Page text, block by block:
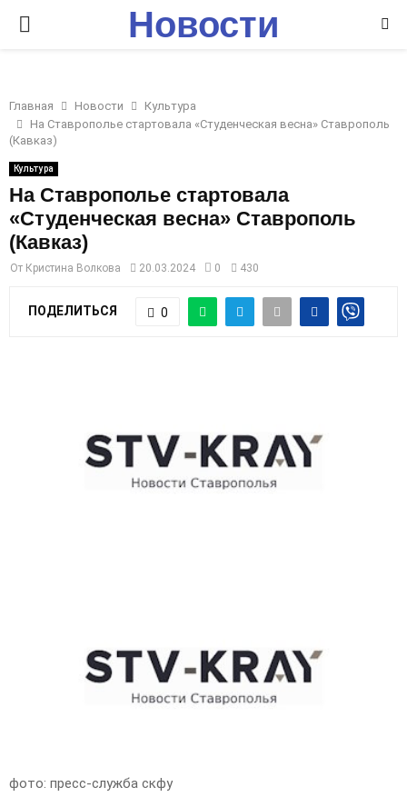
P
I
M
A
R
Y
Новости
Главная Новости
Культура
На Ставрополье стартовала «Студенческая весна» Ставрополь
(Кавказ)
Культура
На Ставрополье стартовала
«Студенческая весна» Ставрополь
(Кавказ)
От Кристина Волкова 20.03.2024 0 430
ПОДЕЛИТЬСЯ 0
фото: пресс-служба скфу